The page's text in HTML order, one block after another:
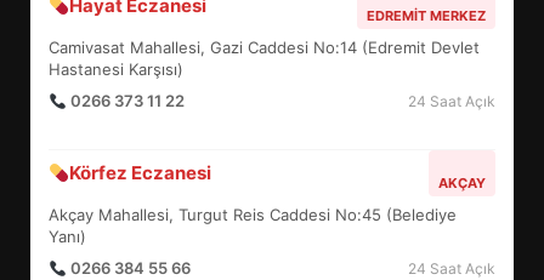
Hayat Eczanesi EDREMIT MERKEZ
Camivasat Mahallesi, Gazi Caddesi No:14 (Edremit Devlet
Hastanesi Karşısı)
0266 373 11 22
24 Saat Açık
Körfez Eczanesi AKÇAY
Akçay Mahallesi, Turgut Reis Caddesi No:45 (Belediye
Yanı)
0266 384 55 66
24 Saat Açık
6
BURHANİYE SATRANÇ
DEĞİŞTİRİYOR?
7
YENİ YÖNETİM NASIL
ŞEKİLLENDİ?